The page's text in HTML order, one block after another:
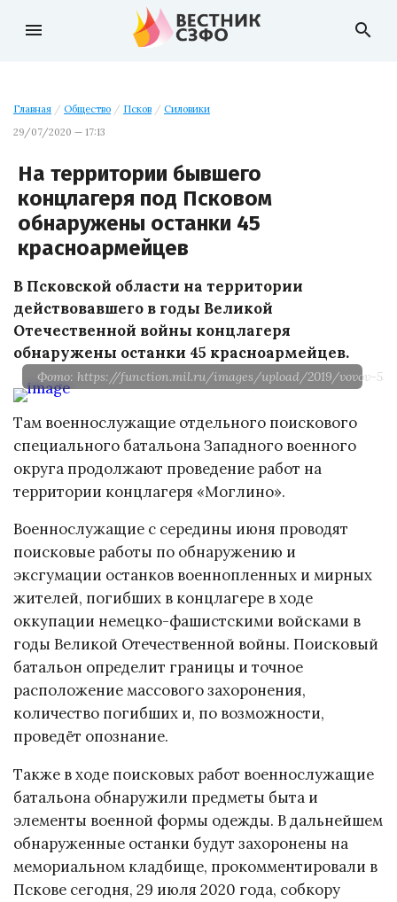
menu search
Главная / Общество / Псков / Силовики
29/07/2020 — 17:13
На территории бывшего
концлагеря под Псковом
обнаружены останки 45
красноармейцев
В Псковской области на территории
действовавшего в годы Великой
Отечественной войны концлагеря
обнаружены останки 45 красноармейцев.
Фото: https://function.mil.ru/images/upload/2019/vovov-
Там военнослужащие отдельного поискового
специального батальона Западного военного
округа продолжают проведение работ на
территории концлагеря «Моглино».
Военнослужащие с середины июня проводят
поисковые работы по обнаружению и
эксгумации останков военнопленных и мирных
жителей, погибших в концлагере в ходе
оккупации немецко-фашистскими войсками в
годы Великой Отечественной войны. Поисковый
батальон определит границы и точное
расположение массового захоронения,
количество погибших и, по возможности,
проведёт опознание.
Также в ходе поисковых работ военнослужащие
батальона обнаружили предметы быта и
элементы военной формы одежды. В дальнейшем
обнаруженные останки будут захоронены на
мемориальном кладбище, прокомментировали в
Пскове сегодня, 29 июля 2020 года, собкору